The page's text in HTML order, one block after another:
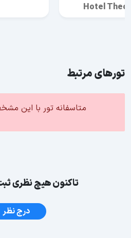
Hotel
تورهای مرتبط
متاسفانه تور با این
تاکنون هیچ نظری
درج نظر